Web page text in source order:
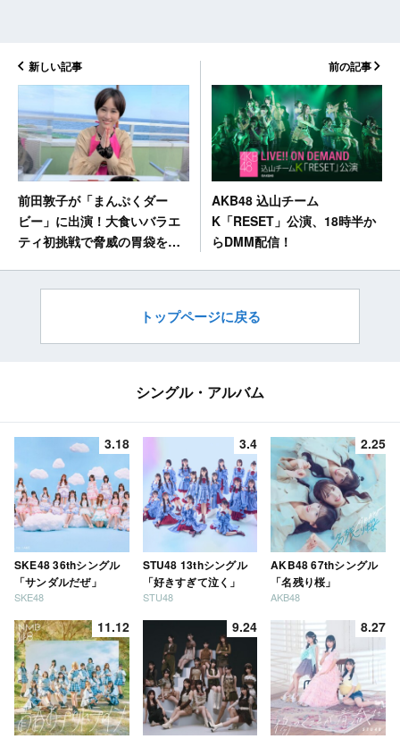
新しい記事
前田敦子が「まんぷくダー
ビー」に出演！大食いバラエ
ティ初挑戦で脅威の胃袋を見
前の記事
AKB48 込山チーム
K「RESET」公演、18時半か
らDMM配信！
トップページに戻る
シングル・アルバム
3.18
SKE48 36thシングル
「サンダルだぜ」
SKE48
3.4
STU48 13thシングル
「好きすぎて泣く」
STU48
2.25
AKB48 67thシングル
「名残り桜」
AKB48
11.12 9.24 8.27